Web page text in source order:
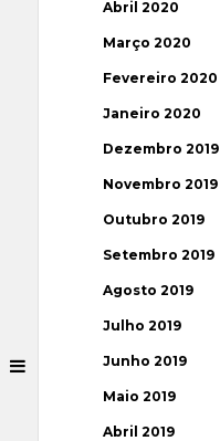
Abril 2020
Março 2020
Fevereiro 2020
Janeiro 2020
Dezembro 2019
Novembro 2019
Outubro 2019
Setembro 2019
Agosto 2019
Julho 2019
Junho 2019
Maio 2019
Abril 2019